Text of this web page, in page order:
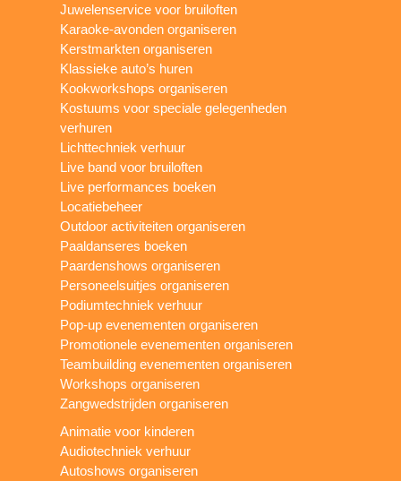
Juwelenservice voor bruiloften
Karaoke-avonden organiseren
Kerstmarkten organiseren
Klassieke auto’s huren
Kookworkshops organiseren
Kostuums voor speciale gelegenheden
verhuren
Lichttechniek verhuur
Live band voor bruiloften
Live performances boeken
Locatiebeheer
Outdoor activiteiten organiseren
Paaldanseres boeken
Paardenshows organiseren
Personeelsuitjes organiseren
Podiumtechniek verhuur
Pop-up evenementen organiseren
Promotionele evenementen organiseren
Teambuilding evenementen organiseren
Workshops organiseren
Zangwedstrijden organiseren
Animatie voor kinderen
Audiotechniek verhuur
Autoshows organiseren